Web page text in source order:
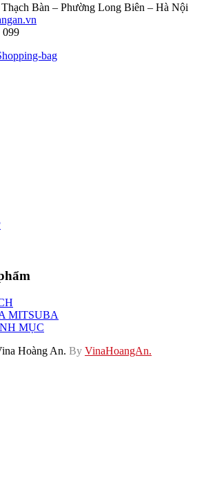
Thạch Bàn – Phường Long Biên – Hà Nội
099
bag
MITSUBA
MỤC
Hoàng An. By VinaHoangAn.